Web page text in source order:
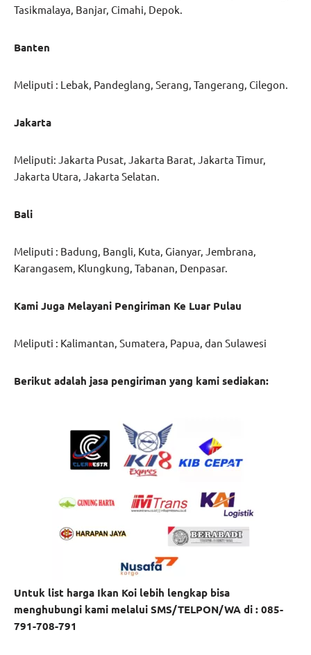
Tasikmalaya, Banjar, Cimahi, Depok.
Banten
Meliputi : Lebak, Pandeglang, Serang, Tangerang, Cilegon.
Jakarta
Meliputi: Jakarta Pusat, Jakarta Barat, Jakarta Timur,
Jakarta Utara, Jakarta Selatan.
Bali
Meliputi : Badung, Bangli, Kuta, Gianyar, Jembrana,
Karangasem, Klungkung, Tabanan, Denpasar.
Kami Juga Melayani Pengiriman Ke Luar Pulau
Meliputi : Kalimantan, Sumatera, Papua, dan Sulawesi
Berikut adalah jasa pengiriman yang kami sediakan:
Untuk list harga Ikan Koi lebih lengkap bisa
menghubungi kami melalui SMS/TELPON/WA di : 085-
791-708-791